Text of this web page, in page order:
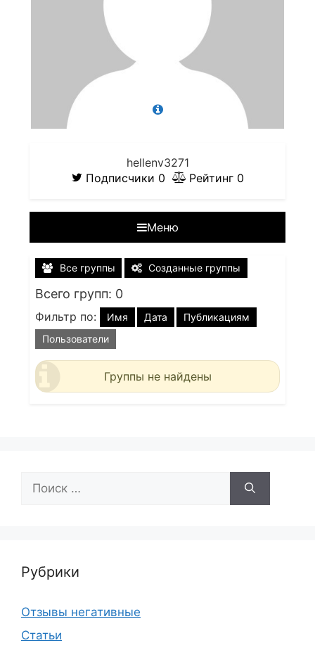
hellenv3271
Подписчики 0 Рейтинг 0
Меню
Все группы Созданные группы
Всего групп: 0
Фильтр по: Имя Дата
Публикациям
Пользователи
Группы не найдены
Рубрики
Отзывы негативные
Статьи